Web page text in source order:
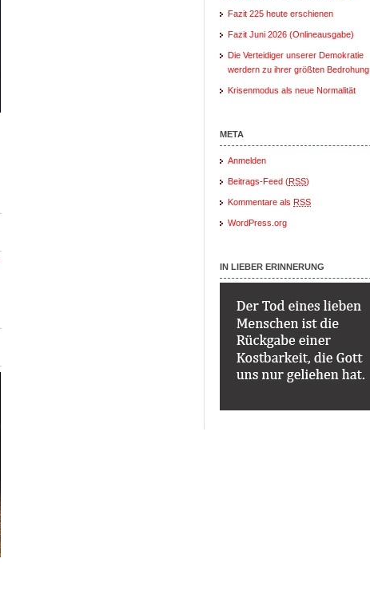
Fazit 225 heute erschienen
Fazit Juni 2026 (Onlineausgabe)
Die Verteidiger unserer Demokratie
werdern zu ihrer größten Bedrohung
Krisenmodus als neue Normalität
META
Anmelden
Beitrags-Feed (RSS)
Kommentare als RSS
WordPress.org
IN LIEBER ERINNERUNG